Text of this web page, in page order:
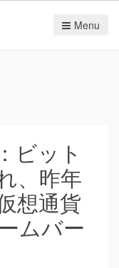
Menu
ビット
、昨年
想通貨
ムバー